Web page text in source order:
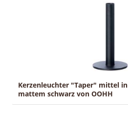
Kerzenleuchter "Taper" mittel in
mattem schwarz von OOHH